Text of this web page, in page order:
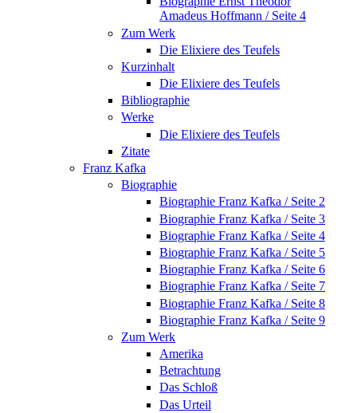
Amadeus Hoffmann / Seite 4
Zum Werk
Die Elixiere des Teufels
Kurzinhalt
Die Elixiere des Teufels
Bibliographie
Werke
Die Elixiere des Teufels
Zitate
Franz Kafka
Biographie
Biographie Franz Kafka / Seite 2
Biographie Franz Kafka / Seite 3
Biographie Franz Kafka / Seite 4
Biographie Franz Kafka / Seite 5
Biographie Franz Kafka / Seite 6
Biographie Franz Kafka / Seite 7
Biographie Franz Kafka / Seite 8
Biographie Franz Kafka / Seite 9
Zum Werk
Amerika
Betrachtung
Das Schloß
Das Urteil